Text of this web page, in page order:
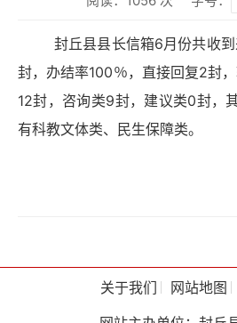
封丘县县长信箱6月份共收到
封，办结率100％，直接回复2封
12封，咨询类9封，建议类0封，
有科教文体类、民生保障类。
关于我们 网站地图